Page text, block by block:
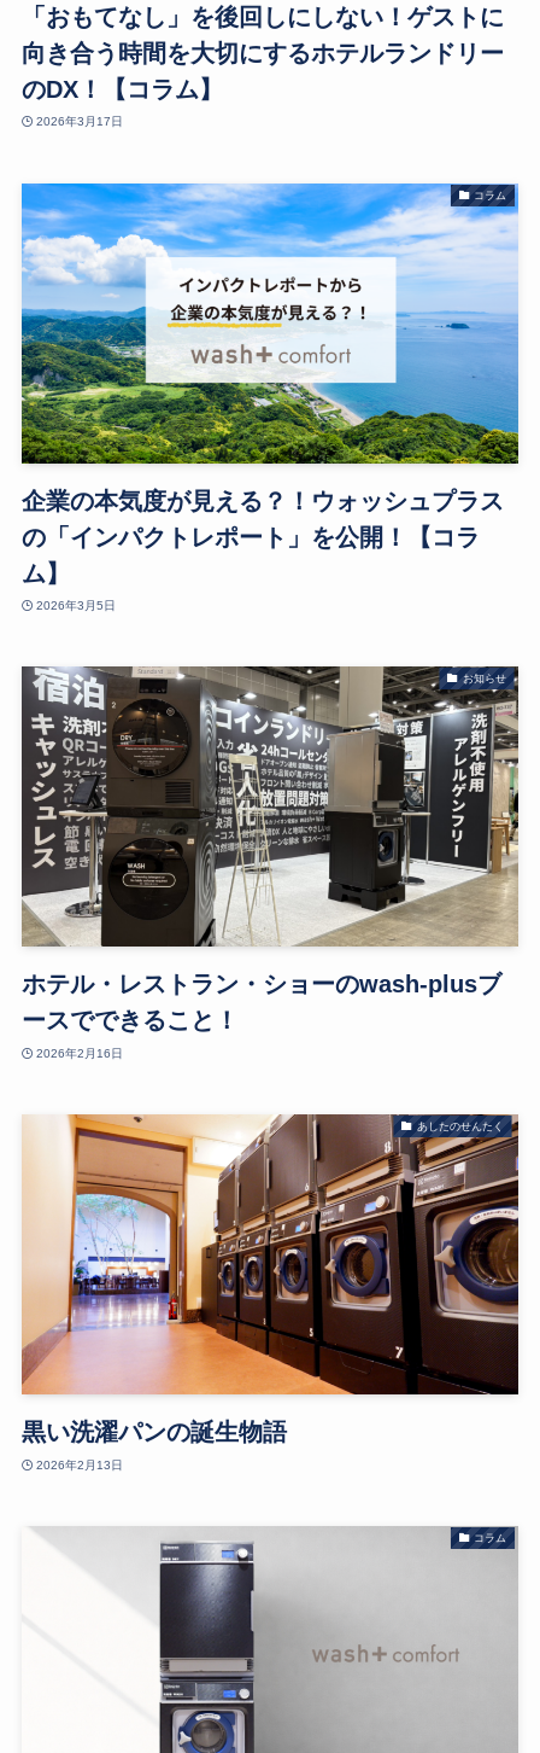
「おもてなし」を後回しにしない！ゲストに
向き合う時間を大切にするホテルランドリー
のDX！【コラム】
2026年3月17日
コラム
企業の本気度が見える？！ウォッシュプラス
の「インパクトレポート」を公開！【コラ
ム】
2026年3月5日
お知らせ
ホテル・レストラン・ショーのwash-plusブ
ースでできること！
2026年2月16日
あしたのせんたく
黒い洗濯パンの誕生物語
2026年2月13日
コラム